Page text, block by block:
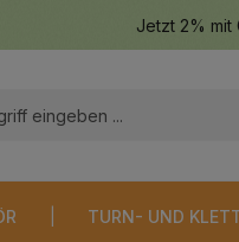
Jetzt 2% mit
TURN- UND